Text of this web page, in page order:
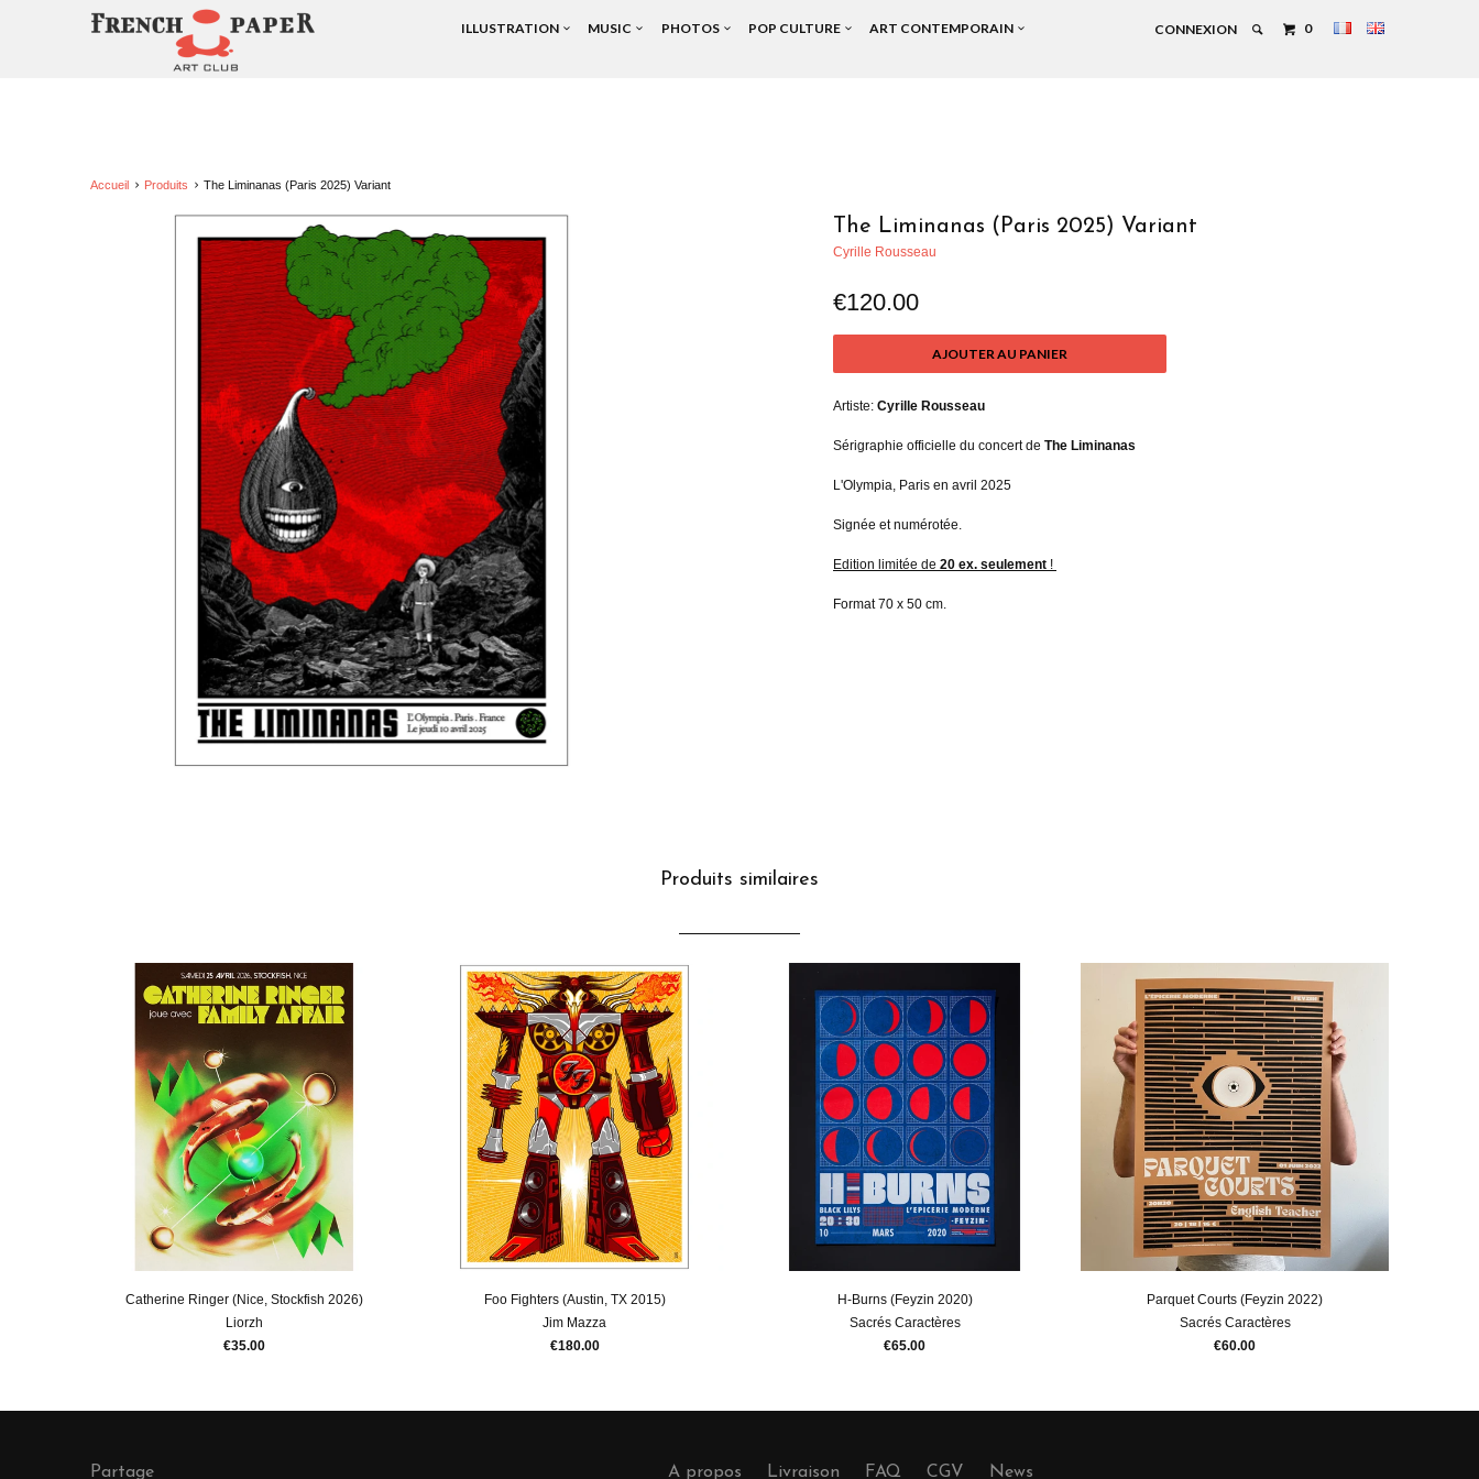
CONNEXION 0
ILLUSTRATION MUSIC PHOTOS POP CULTURE ART CONTEMPORAIN
Accueil Produits The Liminanas (Paris 2025) Variant
The Liminanas (Paris 2025) Variant
Cyrille Rousseau
€120.00
AJOUTER AU PANIER
Artiste: Cyrille Rousseau
Sérigraphie officielle du concert de The Liminanas
L'Olympia, Paris en avril 2025
Signée et numérotée.
Edition limitée de 20 ex. seulement !
Format 70 x 50 cm.
Produits similaires
Catherine Ringer (Nice, Stockfish 2026)
Liorzh
€35.00
Foo Fighters (Austin, TX 2015)
Jim Mazza
€180.00
H-Burns (Feyzin 2020)
Sacrés Caractères
€65.00
Parquet Courts (Feyzin 2022)
Sacrés Caractères
€60.00
Partage A propos Livraison FAQ CGV News